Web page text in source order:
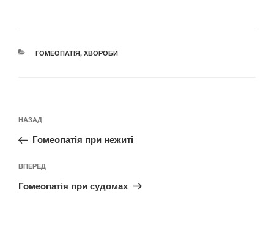
КАТЕГОРІЇ
ГОМЕОПАТІЯ, ХВОРОБИ
записів
Попередній
запис:
НАЗАД
Гомеопатія при нежиті
Наступний
запис
ВПЕРЕД
Гомеопатія при судомах